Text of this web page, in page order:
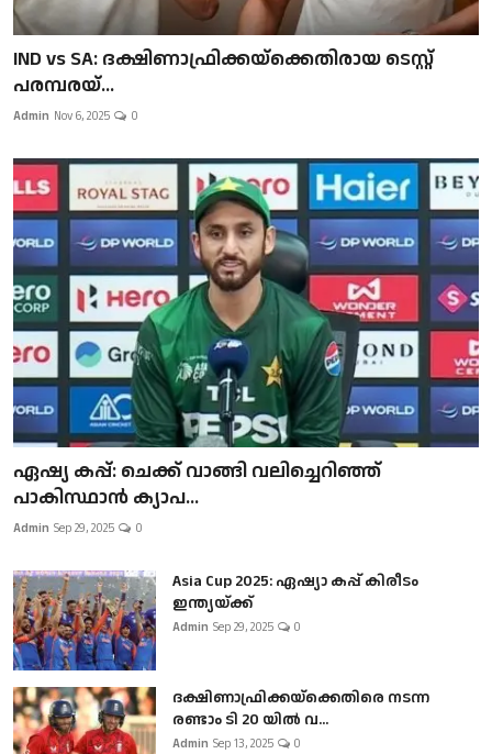
IND vs SA: ദക്ഷിണാഫ്രിക്കയ്‌ക്കെതിരായ ടെസ്റ്റ്
പരമ്പരയ്...
Admin Nov 6, 2025 0
ഏഷ്യ കപ്പ്: ചെക്ക് വാങ്ങി വലിച്ചെറിഞ്ഞ്
പാകിസ്ഥാൻ ക്യാപ...
Admin Sep 29, 2025 0
Asia Cup 2025: ഏഷ്യാ കപ്പ് കിരീടം
ഇന്ത്യയ്ക്ക്
Admin Sep 29, 2025 0
ദക്ഷിണാഫ്രിക്കയ്‌ക്കെതിരെ നടന്ന
രണ്ടാം ടി 20 യിൽ വ...
Admin Sep 13, 2025 0